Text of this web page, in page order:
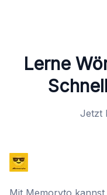
Lerne
Jetzt
Mit Memoryto kannst